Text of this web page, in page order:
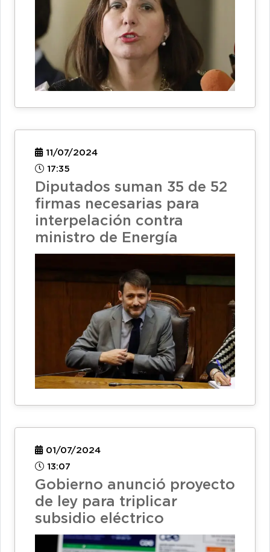
11/07/2024
17:35
Diputados suman 35 de 52
firmas necesarias para
interpelación contra
ministro de Energía
01/07/2024
13:07
Gobierno anunció proyecto
de ley para triplicar
subsidio eléctrico